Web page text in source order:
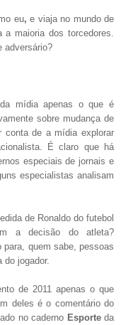
eu, e viaja no mundo de
maioria dos torcedores.
adversário?
mídia apenas o que é
sobre mudança de
conta de a mídia explorar
É claro que há
especiais de jornais e
especialistas analisam
de Ronaldo do futebol
a decisão do atleta?
para, quem sabe, pessoas
jogador.
de 2011 apenas o que
deles é o comentário do
no caderno Esporteda